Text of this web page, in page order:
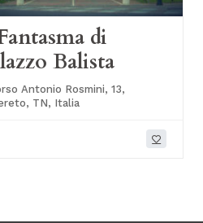
di
Balista
Antonio Rosmini, 13,
TN, Italia